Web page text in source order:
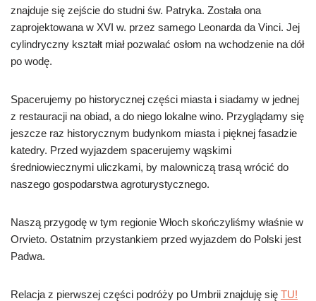
znajduje się zejście do studni św. Patryka. Została ona
zaprojektowana w XVI w. przez samego Leonarda da Vinci. Jej
cylindryczny kształt miał pozwalać osłom na wchodzenie na dół
po wodę.
Spacerujemy po historycznej części miasta i siadamy w jednej
z restauracji na obiad, a do niego lokalne wino. Przyglądamy się
jeszcze raz historycznym budynkom miasta i pięknej fasadzie
katedry. Przed wyjazdem spacerujemy wąskimi
średniowiecznymi uliczkami, by malowniczą trasą wrócić do
naszego gospodarstwa agroturystycznego.
Naszą przygodę w tym regionie Włoch skończyliśmy właśnie w
Orvieto. Ostatnim przystankiem przed wyjazdem do Polski jest
Padwa.
Relacja z pierwszej części podróży po Umbrii znajduję się TU!